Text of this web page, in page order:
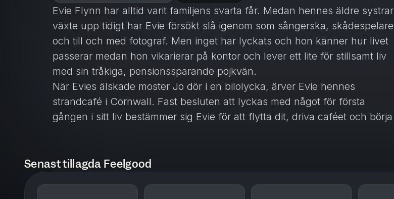
Evie Flynn har alltid varit familjens svarta får. Medan hennes äldre systrar
växte upp tidigt har Evie försökt slå igenom som sångerska, skådespelare
och till och med fotograf. Men inget har lyckats och hon känner hur livet
passerar medan hon vikarierar på kontor och lever ett lite för stillsamt liv
med sin tråkiga, pensionssparande pojkvän.
När Evies älskade moster Jo dör i en bilolycka, ärver Evie hennes
strandcafé i Cornwall. Fast besluten att lyckas med något för första
gången i sitt liv bestämmer sig Evie för att flytta dit, driva caféet och börja
Lucy Diamond (pseudonym för Sue Mongredien) är en av Englands mest
serie om Evies liv i Cornwall med romanser, familj och vänskap.
Senast tillagda Feelgood